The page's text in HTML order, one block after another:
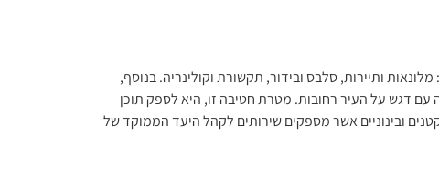
ותיירות, סלבס ובידור, תקשורת וקולינריה. בנוסף,
דגש על העיר רחובות. מטרת חטיבה זו, היא לספק תוכן
ובינוניים אשר מספקים שירותים לקהל היעד הממוקד של